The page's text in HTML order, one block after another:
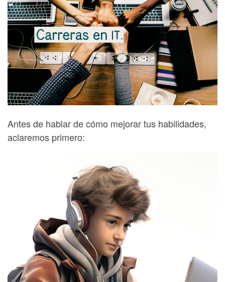
Antes de hablar de cómo mejorar tus habilidades,
aclaremos primero: